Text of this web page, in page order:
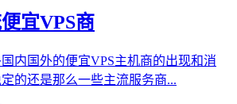
宜VPS商
内国外的便宜VPS主机商的出现和消
的还是那么一些主流服务商...